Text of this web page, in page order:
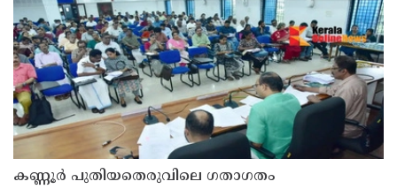
കണ്ണൂർ പുതിയതെരുവിലെ ഗതാഗതം